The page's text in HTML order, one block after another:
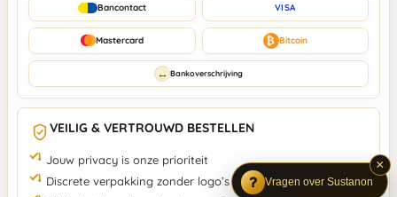
Bancontact VISA
Mastercard ₿ Bitcoin
↔ Bankoverschrijving
VEILIG & VERTROUWD BESTELLEN
Jouw privacy is onze prioriteit
Discrete verpakking zonder logo’s
Vragen over Sustanon
×